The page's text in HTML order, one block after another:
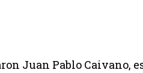
Juan Pablo Caivano,